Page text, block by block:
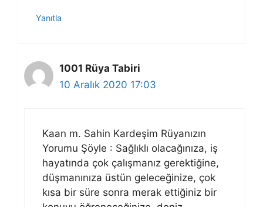
Yanıtla
1001 Rüya Tabiri
10 Aralık 2020 17:03
Kaan m. Sahin Kardeşim Rüyanızın
Yorumu Şöyle : Sağlıklı olacağınıza, iş
hayatında çok çalışmanız gerektiğine,
düşmanınıza üstün geleceğinize, çok
kısa bir süre sonra merak ettiğiniz bir